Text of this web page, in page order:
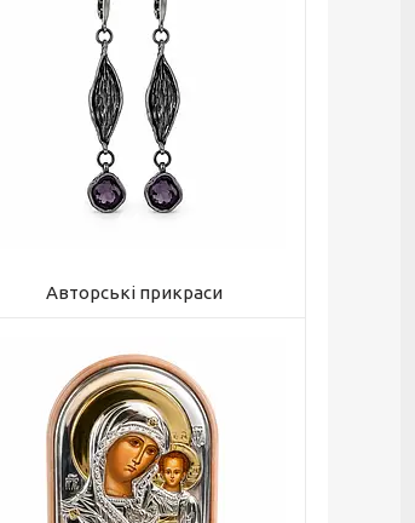
Авторські прикраси